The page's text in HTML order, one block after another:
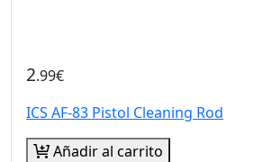
2.99€
ICS AF-83 Pistol Cleaning Rod
Añadir al carrito